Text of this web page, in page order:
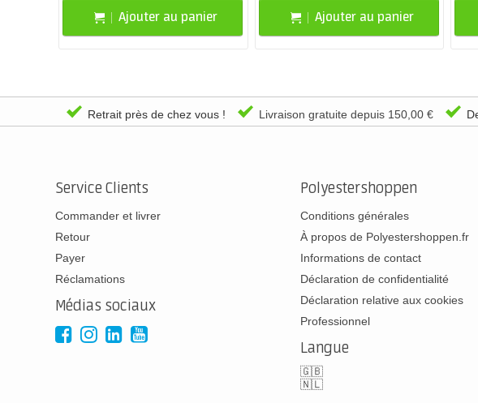
Ajouter au panier Ajouter au panier
Retrait près de chez vous ! Livraison gratuite depuis 150,00 €
Service Clients
Commander et livrer
Retour
Payer
Réclamations
Médias sociaux
Polyestershoppen
Conditions générales
À propos de Polyestershoppen.fr
Informations de contact
Déclaration de confidentialité
Déclaration relative aux cookies
Professionnel
Langue
🇬🇧
🇳🇱